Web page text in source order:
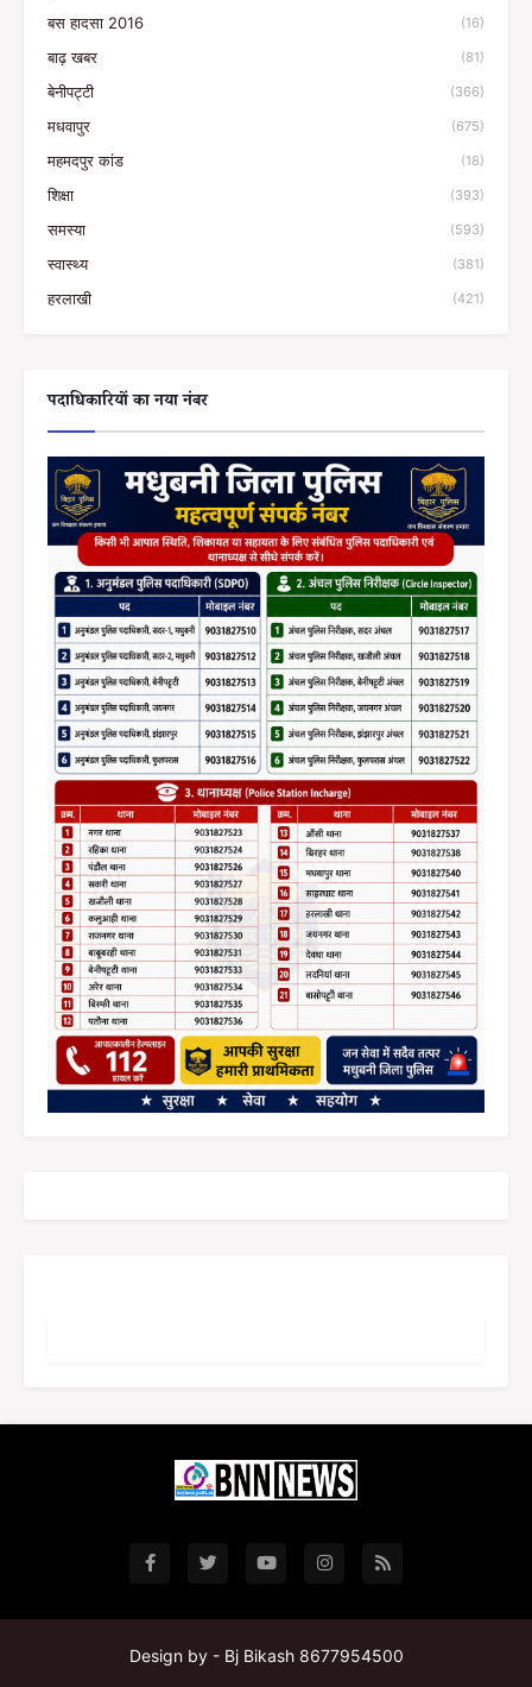
बस हादसा 2016 (16)
बाढ़ खबर (81)
बेनीपट्टी (366)
मधवापुर (675)
महमदपुर कांड (18)
शिक्षा (393)
समस्या (593)
स्वास्थ्य (381)
हरलाखी (421)
पदाधिकारियों का नया नंबर
Design by - Bj Bikash 8677954500